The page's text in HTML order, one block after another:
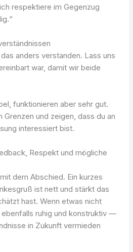
respektiere im Gegenzug
anders verstanden. Lass uns
war, damit wir beide
funktionieren aber sehr gut.
Grenzen und zeigen, dass du an
interessiert bist.
Respekt und mögliche
dem Abschied. Ein kurzes
ist nett und stärkt das
hast. Wenn etwas nicht
ruhig und konstruktiv —
in Zukunft vermieden